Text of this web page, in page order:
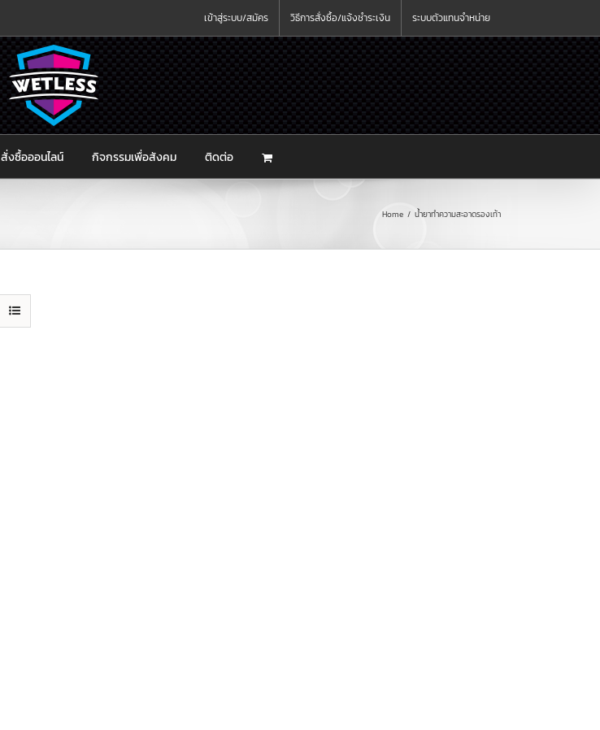
เข้าสู่ระบบ/สมัคร วิธีการสั่งซื้อ/แจ้งชำระเงิน ระบบตัวแทนจำหน่าย
สั่งซื้อออนไลน์ กิจกรรมเพื่อสังคม ติดต่อ
Home น้ำยาทำความสะอาดรองเท้า